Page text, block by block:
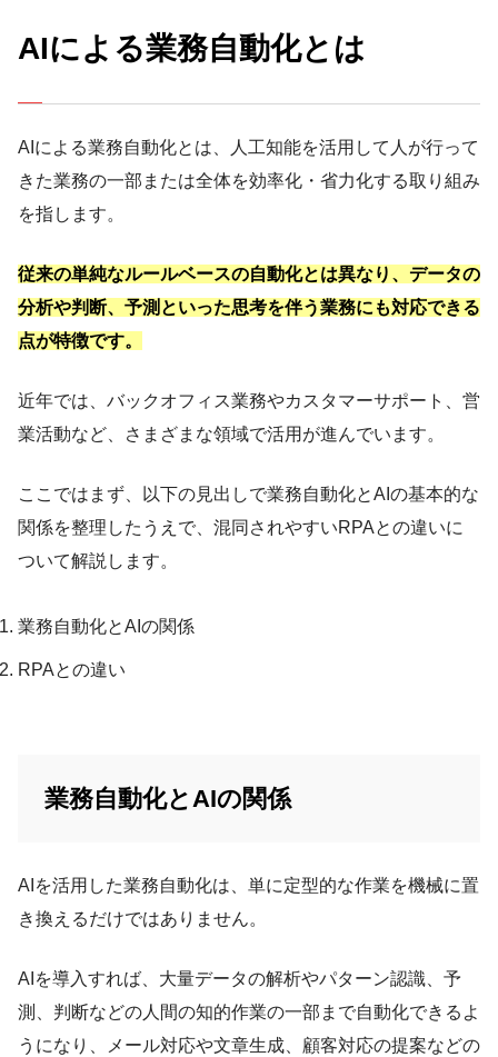
AIによる業務自動化とは
AIによる業務自動化とは、人工知能を活用して人が行って
きた業務の一部または全体を効率化・省力化する取り組み
を指します。
従来の単純なルールベースの自動化とは異なり、データの
分析や判断、予測といった思考を伴う業務にも対応できる
点が特徴です。
近年では、バックオフィス業務やカスタマーサポート、営
業活動など、さまざまな領域で活用が進んでいます。
ここではまず、以下の見出しで業務自動化とAIの基本的な
関係を整理したうえで、混同されやすいRPAとの違いに
ついて解説します。
業務自動化とAIの関係
RPAとの違い
業務自動化とAIの関係
AIを活用した業務自動化は、単に定型的な作業を機械に置
き換えるだけではありません。
AIを導入すれば、大量データの解析やパターン認識、予
測、判断などの人間の知的作業の一部まで自動化できるよ
うになり、メール対応や文章生成、顧客対応の提案などの